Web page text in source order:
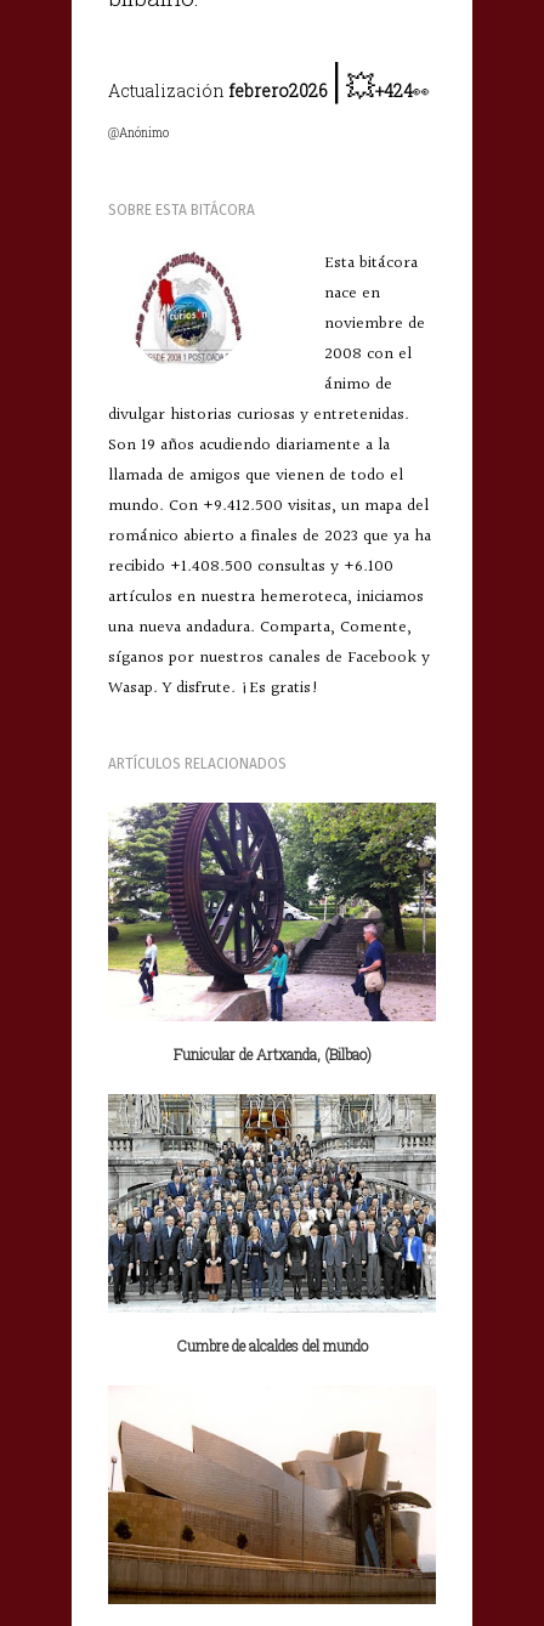
Actualización febrero2026 |💥+424👀
@Anónimo
SOBRE ESTA BITÁCORA
Esta bitácora
nace en
noviembre de
2008 con el
ánimo de
divulgar historias curiosas y entretenidas.
Son 19 años acudiendo diariamente a la
llamada de amigos que vienen de todo el
mundo. Con +9.412.500 visitas, un mapa del
románico abierto a finales de 2023 que ya ha
recibido +1.408.500 consultas y +6.100
artículos en nuestra hemeroteca, iniciamos
una nueva andadura. Comparta, Comente,
síganos por nuestros canales de Facebook y
Wasap. Y disfrute. ¡Es gratis!
ARTÍCULOS RELACIONADOS
Funicular de Artxanda, (Bilbao)
Cumbre de alcaldes del mundo